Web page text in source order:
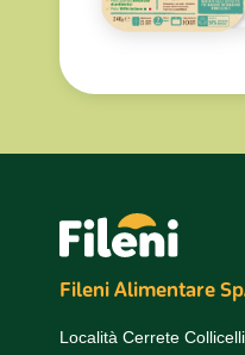
Fileni Alimentare
Località Cerrete